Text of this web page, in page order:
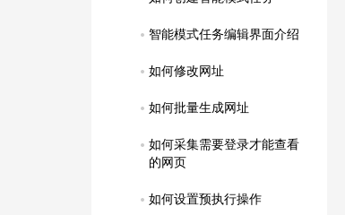
智能模式任务编辑界面介绍
如何修改网址
如何批量生成网址
如何采集需要登录才能查看
的网页
如何设置预执行操作